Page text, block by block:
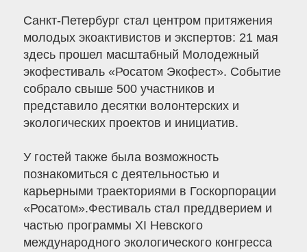
Санкт-Петербург стал центром притяжения
молодых экоактивистов и экспертов: 21 мая
здесь прошел масштабный Молодежный
экофестиваль «Росатом Экофест». Событие
собрало свыше 500 участников и
представило десятки волонтерских и
экологических проектов и инициатив.
У гостей также была возможность
познакомиться с деятельностью и
карьерными траекториями в Госкорпорации
«Росатом».Фестиваль стал преддверием и
частью программы XI Невского
международного экологического конгресса